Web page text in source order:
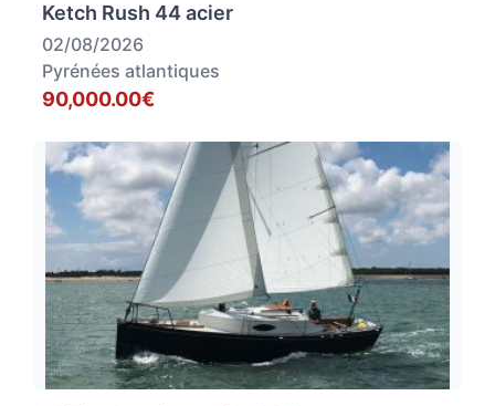
Ketch Rush 44 acier
02/08/2026
Pyrénées atlantiques
90,000.00€